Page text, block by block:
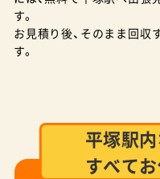
す。
お見積り後、そのまま回収
す。
平塚駅
すべて